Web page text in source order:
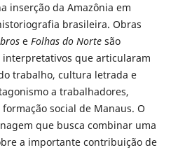
inserção da Amazônia em
brasileira. Obras
e Folhas do Nortesão
interpretativos que articularam
trabalho, cultura letrada e
a trabalhadores,
social de Manaus. O
que busca combinar uma
a importante contribuição de